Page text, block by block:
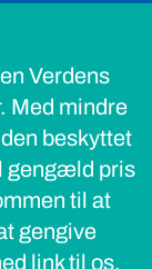
Verdens
Med mindre
beskyttet
pris
til at